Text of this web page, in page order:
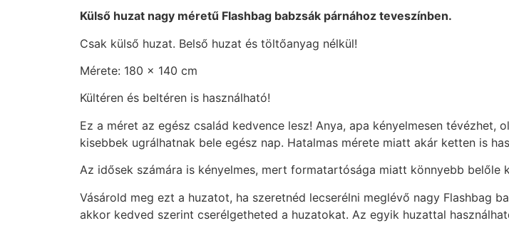
Külső huzat nagy méretű Flashbag babzsák párnához teveszínben.
Csak külső huzat. Belső huzat és töltőanyag nélkül!
Mérete: 180 x 140 cm
Kültéren és beltéren is használható!
Ez a méret az egész család kedvence lesz! Anya, apa kényelmesen
kisebbek ugrálhatnak bele egész nap. Hatalmas mérete miatt akár ketten is
Az idősek számára is kényelmes, mert formatartósága miatt könnyebb belőle
Vásárold meg ezt a huzatot, ha szeretnéd lecserélni meglévő nagy Flashbag
akkor kedved szerint cserélgetheted a huzatokat. Az egyik huzattal